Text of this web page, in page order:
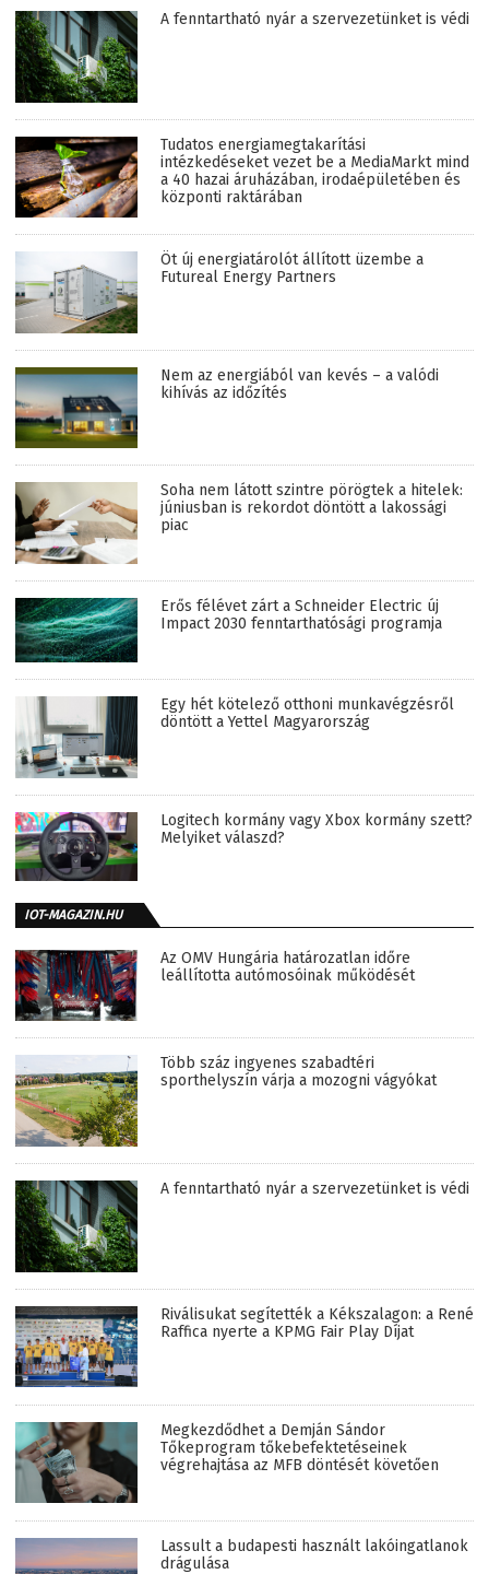
A fenntartható nyár a szervezetünket is védi
Tudatos energiamegtakarítási
intézkedéseket vezet be a MediaMarkt mind
a 40 hazai áruházában, irodaépületében és
központi raktárában
Öt új energiatárolót állított üzembe a
Futureal Energy Partners
Nem az energiából van kevés – a valódi
kihívás az időzítés
Soha nem látott szintre pörögtek a hitelek:
júniusban is rekordot döntött a lakossági
piac
Erős félévet zárt a Schneider Electric új
Impact 2030 fenntarthatósági programja
Egy hét kötelező otthoni munkavégzésről
döntött a Yettel Magyarország
Logitech kormány vagy Xbox kormány szett?
Melyiket válaszd?
IOT-MAGAZIN.HU
Az OMV Hungária határozatlan időre
leállította autómosóinak működését
Több száz ingyenes szabadtéri
sporthelyszín várja a mozogni vágyókat
A fenntartható nyár a szervezetünket is védi
Riválisukat segítették a Kékszalagon: a René
Raffica nyerte a KPMG Fair Play Díjat
Megkezdődhet a Demján Sándor
Tőkeprogram tőkebefektetéseinek
végrehajtása az MFB döntését követően
Lassult a budapesti használt lakóingatlanok
drágulása